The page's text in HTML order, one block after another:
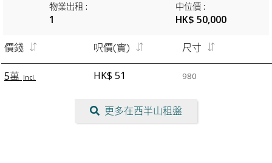
物業出租 :
1
中位價 :
HK$ 50,000
價錢 呎價(實) 尺寸
5萬 Incl. HK$ 51 980
更多在西半山租盤